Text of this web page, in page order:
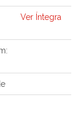
Ver Íntegra